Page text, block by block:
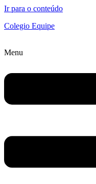
Ir para o conteúdo
Colegio Equipe
Menu